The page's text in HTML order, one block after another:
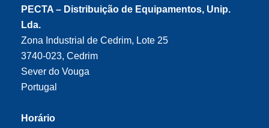
PECTA – Distribuição de Equipamentos, Unip.
Lda.
Zona Industrial de Cedrim, Lote 25
3740-023, Cedrim
Sever do Vouga
Portugal
Horário